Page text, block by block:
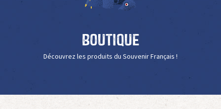
Boutique
Découvrez les produits du Souvenir Français !